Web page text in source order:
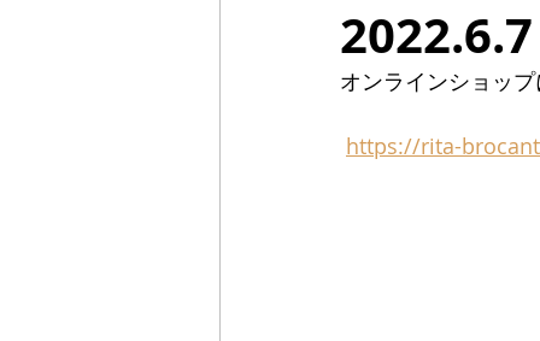
オンラインショッ
https://rita-